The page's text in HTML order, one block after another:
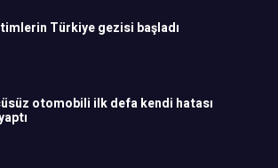
Türkiye gezisi başladı
otomobili ilk defa kendi hatası